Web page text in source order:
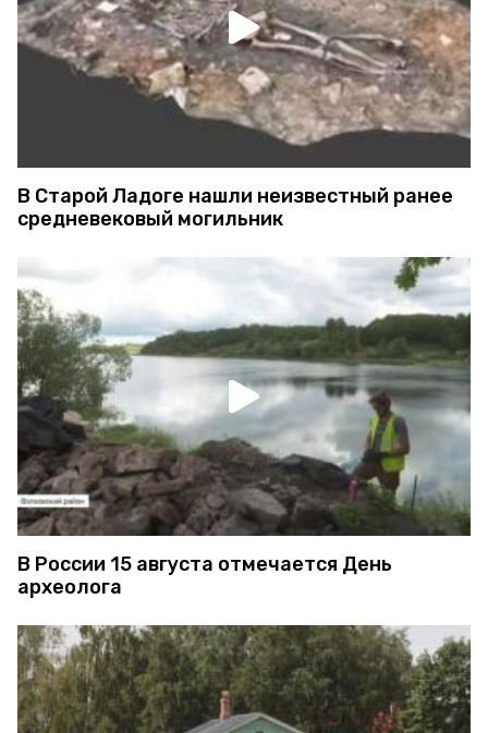
В Старой Ладоге нашли неизвестный ранее
средневековый могильник
В России 15 августа отмечается День
археолога